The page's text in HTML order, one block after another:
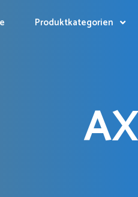
Produktkategorien